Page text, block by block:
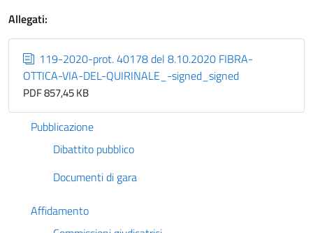
Allegati:
119-2020-prot. 40178 del 8.10.2020 FIBRA-
OTTICA-VIA-DEL-QUIRINALE_-signed_signed
PDF 857,45 KB
Pubblicazione
Dibattito pubblico
Documenti di gara
Affidamento